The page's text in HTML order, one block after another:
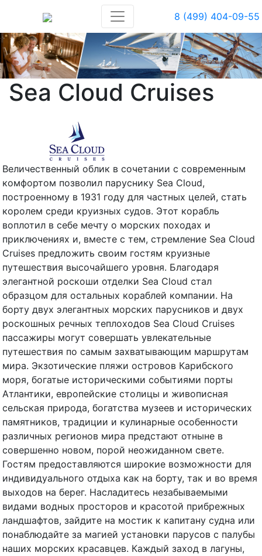
8 (499) 404-09-55
Sea Cloud Cruises
Величественный облик в сочетании с современным
комфортом позволил паруснику Sea Cloud,
построенному в 1931 году для частных целей, стать
королем среди круизных судов. Этот корабль
воплотил в себе мечту о морских походах и
приключениях и, вместе с тем, стремление Sea Cloud
Cruises предложить своим гостям круизные
путешествия высочайшего уровня. Благодаря
элегантной роскоши отделки Sea Cloud стал
образцом для остальных кораблей компании. На
борту двух элегантных морских парусников и двух
роскошных речных теплоходов Sea Cloud Cruises
пассажиры могут совершать увлекательные
путешествия по самым захватывающим маршрутам
мира. Экзотические пляжи островов Карибского
моря, богатые историческими событиями порты
Атлантики, европейские столицы и живописная
сельская природа, богатства музеев и исторических
памятников, традиции и кулинарные особенности
различных регионов мира предстают отныне в
совершенно новом, порой неожиданном свете.
Гостям предоставляются широкие возможности для
индивидуального отдыха как на борту, так и во время
выходов на берег. Насладитесь незабываемыми
видами водных просторов и красотой прибрежных
ландшафтов, зайдите на мостик к капитану судна или
понаблюдайте за магией установки парусов с палубы
наших морских красавцев. Каждый заход в лагуны,